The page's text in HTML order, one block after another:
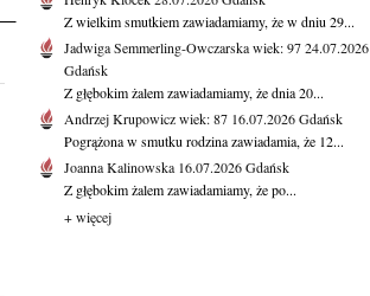
Z wielkim smutkiem zawiadamiamy, że w dniu 29...
Jadwiga Semmerling-Owczarskawiek: 9724.07.2026
Gdańsk
Z głębokim żalem zawiadamiamy, że dnia 20...
Andrzej Krupowiczwiek: 87 16.07.2026Gdańsk
Pogrążona w smutku rodzina zawiadamia, że 12...
Joanna Kalinowska 16.07.2026Gdańsk
Z głębokim żalem zawiadamiamy, że po...
+ więcej